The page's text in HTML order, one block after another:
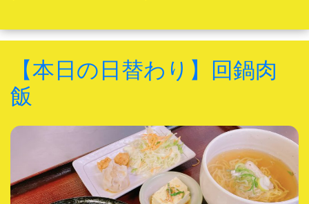
【本日の日替わり】回鍋肉
飯